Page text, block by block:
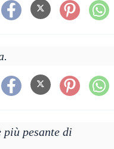
pesante di